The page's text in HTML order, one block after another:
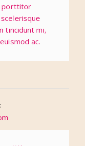
porttitor
tincidunt mi,
ac.